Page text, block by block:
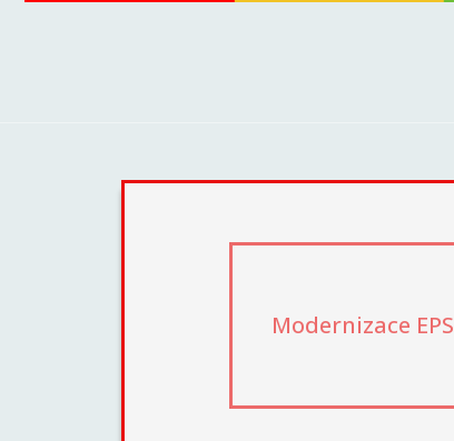
Modernizace EPS